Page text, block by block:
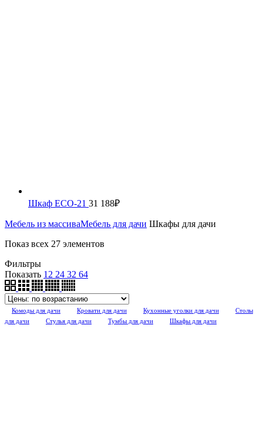
Шкаф ECO-21 31 188₽
Мебель из массиваМебель для дачи Шкафы для дачи
Показ всех 27 элементов
Фильтры
Показать 12 24 32 64
Комоды для дачи Кровати для дачи Кухонные уголки для дачи
Столы
для дачи
Стулья для дачи Тумбы для дачи Шкафы для дачи